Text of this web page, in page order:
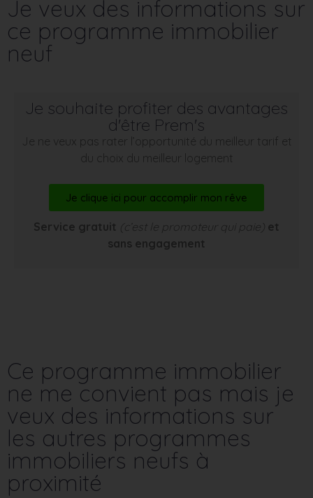
Je veux des informations sur
ce programme immobilier
neuf
Je souhaite profiter des avantages
d'être Prem's
Je ne veux pas rater l’opportunité du meilleur tarif et
du choix du meilleur logement
Je clique ici pour accomplir mon rêve
Service gratuit (c’est le promoteur qui paie) et
sans engagement
Ce programme immobilier
ne me convient pas mais je
veux des informations sur
les autres programmes
immobiliers neufs à
proximité